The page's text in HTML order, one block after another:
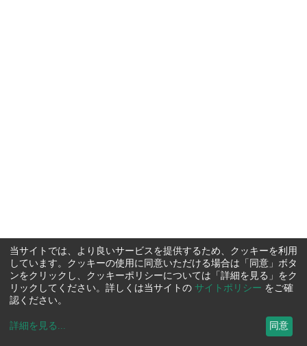
当サイトでは、より良いサービスを提供するため、クッキーを利用
しています。クッキーの使用に同意いただける場合は「同意」ボタ
ンをクリックし、クッキーポリシーについては「詳細を見る」をク
リックしてください。詳しくは当サイトの サイトポリシー をご確
認ください。
詳細を見る ... 同意